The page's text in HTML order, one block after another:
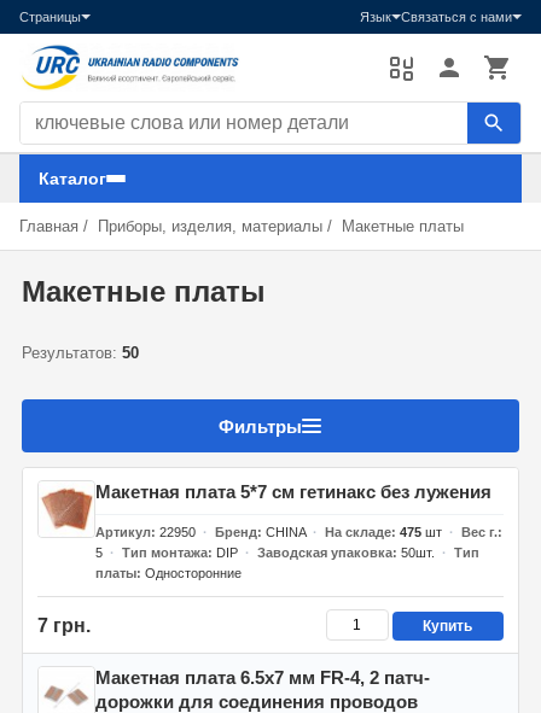
Страницы Язык Связаться с нами
Каталог
Главная / Приборы, изделия, материалы / Макетные платы
Макетные платы
Результатов: 50
Фильтры
Макетная плата 5*7 см гетинакс без лужения
Артикул 22950 Бренд CHINA На складе 475шт
Вес г.
5
Тип монтажа DIP Заводская упаковка 50шт.
Тип
платы Односторонние
7 грн. Купить
Макетная плата 6.5x7 мм FR-4, 2 патч-
дорожки для соединения проводов